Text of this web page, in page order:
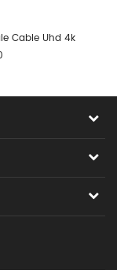
Cable Uhd 4k